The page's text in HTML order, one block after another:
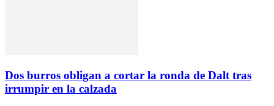
Dos burros obligan a cortar la ronda de Dalt tras
irrumpir en la calzada